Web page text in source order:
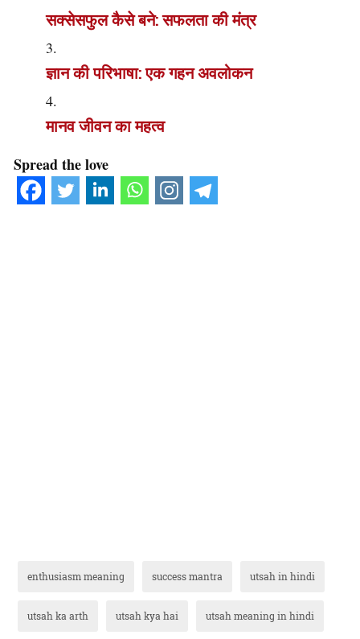
सक्सेसफुल कैसे बने: सफलता की मंत्र
ज्ञान की परिभाषा: एक गहन अवलोकन
मानव जीवन का महत्व
Spread the love
enthusiasm meaning success mantra utsah in hindi
utsah ka arth utsah kya hai utsah meaning in hindi